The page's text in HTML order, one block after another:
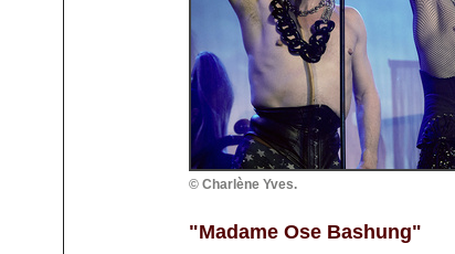
© Charlène Yves.
"Madame Ose Bashung"